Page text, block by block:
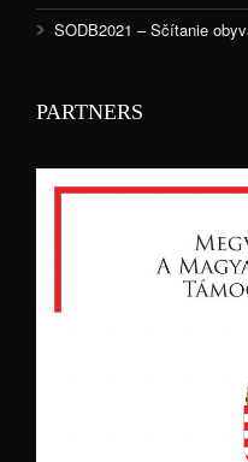
SODB2021 – Sčítanie
PARTNERS